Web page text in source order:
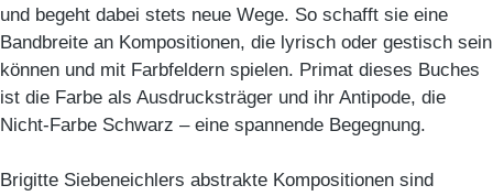
und begeht dabei stets neue Wege. So schafft sie eine
Bandbreite an Kompositionen, die lyrisch oder gestisch sein
können und mit Farbfeldern spielen. Primat dieses Buches
ist die Farbe als Ausdrucksträger und ihr Antipode, die
Nicht-Farbe Schwarz – eine spannende Begegnung.
Brigitte Siebeneichlers abstrakte Kompositionen sind